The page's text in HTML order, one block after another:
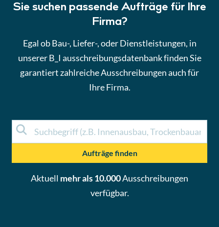
Sie suchen passende Aufträge für Ihre
Firma?
Egal ob Bau-, Liefer-, oder Dienstleistungen, in
unserer B_I ausschreibungsdatenbank finden Sie
garantiert zahlreiche Ausschreibungen auch für
Ihre Firma.
Aufträge finden
Aktuell mehr als 10.000Ausschreibungen
verfügbar.